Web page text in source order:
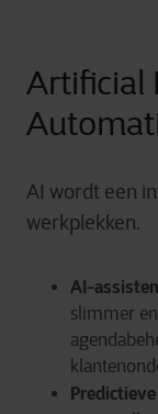
Artificial
AI wordt een
werkplekken.
AI-
slimmer